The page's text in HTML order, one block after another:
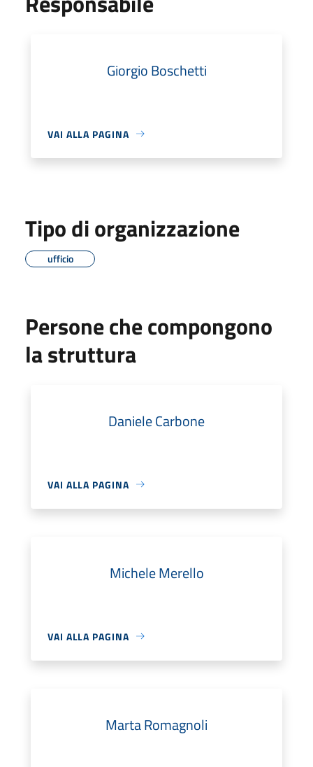
Giorgio Boschetti
VAI ALLA PAGINA
Tipo di organizzazione
ufficio
Persone che compongono
la struttura
Daniele Carbone
VAI ALLA PAGINA
Michele Merello
VAI ALLA PAGINA
Marta Romagnoli